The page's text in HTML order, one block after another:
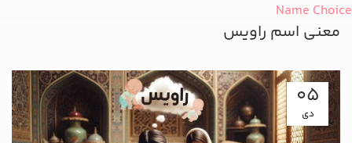
Name Choice
معنی اسم راویس
05
دی